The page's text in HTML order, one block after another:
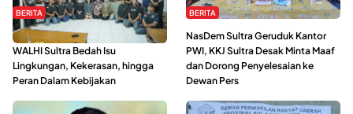
BERITA
Refleksi Gerakan Perempuan,
WALHI Sultra Bedah Isu
Lingkungan, Kekerasan, hingga
Peran Dalam Kebijakan
BERITA
NasDem Sultra Geruduk Kantor
PWI, KKJ Sultra Desak Minta Maaf
dan Dorong Penyelesaian ke
Dewan Pers